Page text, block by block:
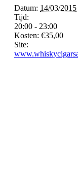
Datum: 14/03/2015
Tijd:
20:00 - 23:00
Kosten: €35,00
Site: